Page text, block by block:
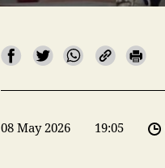
08 May 2026 19:05